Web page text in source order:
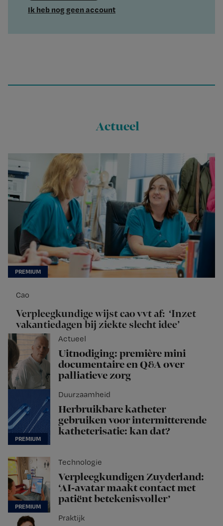
Ik heb nog geen account
Actueel
Cao
Verpleegkundige wijst cao vvt af: ‘Inzet
vakantiedagen bij ziekte slecht idee’
Actueel
Uitnodiging: première mini
documentaire en Q&A over
palliatieve zorg
Duurzaamheid
Herbruikbare katheter
gebruiken voor intermitterende
katheterisatie: kan dat?
Technologie
Verpleegkundigen Zuyderland:
‘AI-avatar maakt contact met
patiënt betekenisvoller’
Praktijk